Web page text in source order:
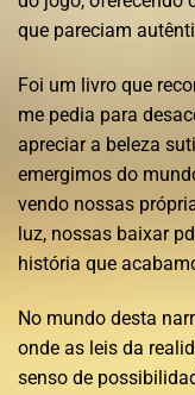
que pareciam
Foi um livro que
me pedia para
apreciar a beleza
emergimos do
vendo nossas
luz, nossas baixar
história que
No mundo desta
onde as leis da
senso de